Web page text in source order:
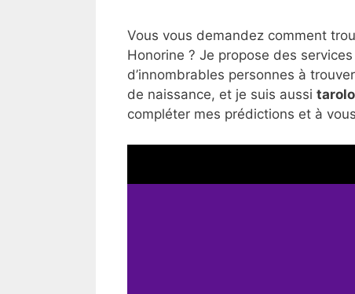
Vous vous demandez comment
Honorine ? Je propose des
d’innombrables personnes à
de naissance, et je suis aussi
compléter mes prédictions et à